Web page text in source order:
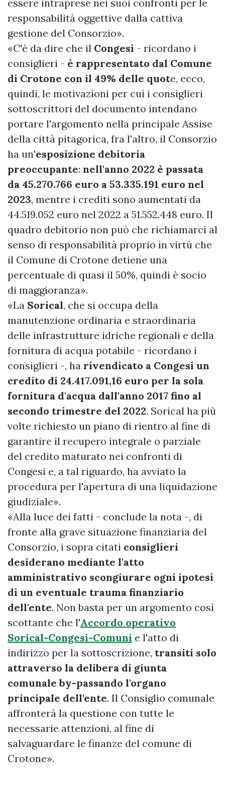
essere intraprese nei suoi confronti per le
responsabilità oggettive dalla cattiva
gestione del Consorzio».
«C'è da dire che il Congesi - ricordano i
consiglieri - è rappresentato dal Comune
di Crotone con il 49% delle quote, ecco,
quindi, le motivazioni per cui i consiglieri
sottoscrittori del documento intendano
portare l'argomento nella principale Assise
della città pitagorica, fra l'altro, il Consorzio
ha un'esposizione debitoria
preoccupante: nell'anno 2022 è passata
da 45.270.766 euro a 53.335.191 euro nel
2023, mentre i crediti sono aumentati da
44.519.052 euro nel 2022 a 51.552.448 euro. Il
quadro debitorio non può che richiamarci al
senso di responsabilità proprio in virtù che
il Comune di Crotone detiene una
percentuale di quasi il 50%, quindi è socio
di maggioranza».
«La Sorical, che si occupa della
manutenzione ordinaria e straordinaria
delle infrastrutture idriche regionali e della
fornitura di acqua potabile - ricordano i
consiglieri -, ha rivendicato a Congesi un
credito di 24.417.091,16 euro per la sola
fornitura d'acqua dall'anno 2017 fino al
secondo trimestre del 2022. Sorical ha più
volte richiesto un piano di rientro al fine di
garantire il recupero integrale o parziale
del credito maturato nei confronti di
Congesi e, a tal riguardo, ha avviato la
procedura per l'apertura di una liquidazione
giudiziale».
«Alla luce dei fatti - conclude la nota -, di
fronte alla grave situazione finanziaria del
Consorzio, i sopra citati consiglieri
desiderano mediante l'atto
amministrativo scongiurare ogni ipotesi
di un eventuale trauma finanziario
dell'ente. Non basta per un argomento così
scottante che l'Accordo operativo
Sorical-Congesi-Comuni e l'atto di
indirizzo per la sottoscrizione, transiti solo
attraverso la delibera di giunta
comunale by-passando l'organo
principale dell'ente. Il Consiglio comunale
affronterà la questione con tutte le
necessarie attenzioni, al fine di
salvaguardare le finanze del comune di
Crotone».